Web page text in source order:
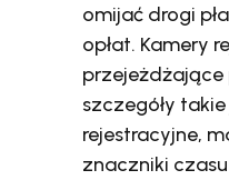
omijać drogi
opłat. Kamery
szczegóły
rejestracyjne,
znaczniki